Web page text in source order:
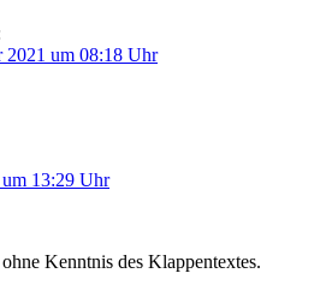
2021 um 08:18 Uhr
13:29 Uhr
Kenntnis des Klappentextes.